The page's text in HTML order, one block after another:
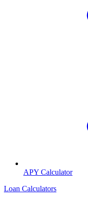
APY Calculator
Loan Calculators